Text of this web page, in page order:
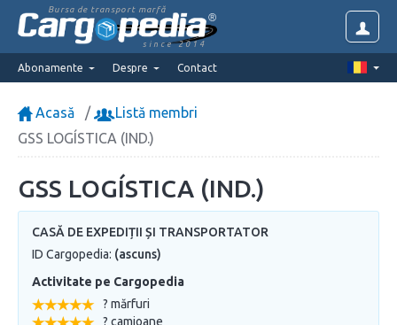
Bursa de transport marfă
since 2014
Abonamente Despre Contact
Acasă
Listă membri
GSS LOGÍSTICA (IND.)
GSS LOGÍSTICA (IND.)
CASĂ DE EXPEDIȚII ȘI TRANSPORTATOR
ID Cargopedia: (ascuns)
Activitate pe Cargopedia
? mărfuri
? camioane